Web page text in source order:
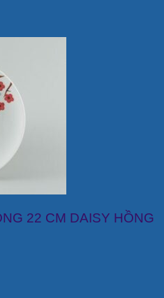
22 CM DAISY HỒNG